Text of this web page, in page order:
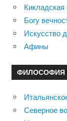
Кикладская
Богу
Искусство
Афины
ФИЛОСОФИЯ
Северное